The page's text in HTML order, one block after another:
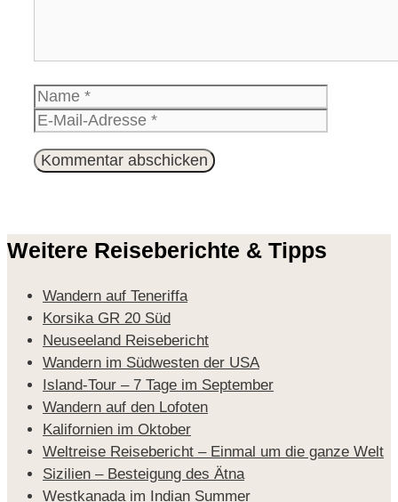
Name
Weitere Reiseberichte & Tipps
Wandern auf Teneriffa
Korsika GR 20 Süd
Neuseeland Reisebericht
Wandern im Südwesten der USA
Island-Tour – 7 Tage im September
Wandern auf den Lofoten
Kalifornien im Oktober
Weltreise Reisebericht – Einmal um die ganze Welt
Sizilien – Besteigung des Ätna
Westkanada im Indian Summer